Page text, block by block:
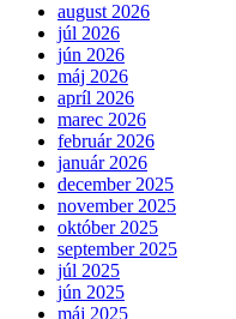
august 2026
júl 2026
jún 2026
máj 2026
apríl 2026
marec 2026
február 2026
január 2026
december 2025
november 2025
október 2025
september 2025
júl 2025
jún 2025
máj 2025